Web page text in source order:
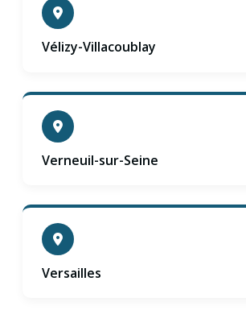
Vélizy-Villacoublay
Verneuil-sur-Seine
Versailles